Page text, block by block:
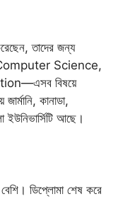
তাদের জন্য
Science,
বিষয়ে
কানাডা,
ইউনিভার্সিটি আছে।
বেশি। ডিপ্লোমা শেষ করে